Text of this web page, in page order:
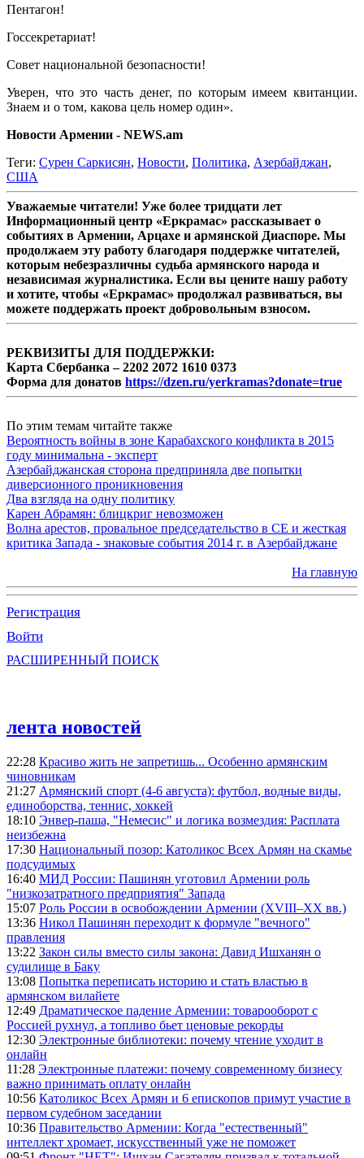
Пентагон!
Госсекретариат!
Совет национальной безопасности!
Уверен, что это часть денег, по которым имеем квитанции.
Знаем и о том, какова цель номер один».
Новости Армении - NEWS.am
Теги: Сурен Саркисян, Новости, Политика, Азербайджан,
США
Уважаемые читатели! Уже более тридцати лет
Информационный центр «Еркрамас» рассказывает о
событиях в Армении, Арцахе и армянской Диаспоре. Мы
продолжаем эту работу благодаря поддержке читателей,
которым небезразличны судьба армянского народа и
независимая журналистика. Если вы цените нашу работу
и хотите, чтобы «Еркрамас» продолжал развиваться, вы
можете поддержать проект добровольным взносом.
РЕКВИЗИТЫ ДЛЯ ПОДДЕРЖКИ:
Карта Сбербанка – 2202 2072 1610 0373
Форма для донатов https://dzen.ru/yerkramas?donate=true
По этим темам читайте также
Вероятность войны в зоне Карабахского конфликта в 2015
году минимальна - эксперт
Азербайджанская сторона предприняла две попытки
диверсионного проникновения
Два взгляда на одну политику
Карен Абрамян: блицкриг невозможен
Волна арестов, провальное председательство в СЕ и жесткая
критика Запада - знаковые события 2014 г. в Азербайджане
На главную
Регистрация
Войти
РАСШИРЕННЫЙ ПОИСК
лента новостей
22:28 Красиво жить не запретишь... Особенно армянским
чиновникам
21:27 Армянский спорт (4-6 августа): футбол, водные виды,
единоборства, теннис, хоккей
18:10 Энвер-паша, "Немесис" и логика возмездия: Расплата
неизбежна
17:30 Национальный позор: Католикос Всех Армян на скамье
подсудимых
16:40 МИД России: Пашинян уготовил Армении роль
"низкозатратного предприятия" Запада
15:07 Роль России в освобождении Армении (XVIII–XX вв.)
13:36 Никол Пашинян переходит к формуле "вечного"
правления
13:22 Закон силы вместо силы закона: Давид Ишханян о
судилище в Баку
13:08 Попытка переписать историю и стать властью в
армянском вилайете
12:49 Драматическое падение Армении: товарооборот с
Россией рухнул, а топливо бьет ценовые рекорды
12:30 Электронные библиотеки: почему чтение уходит в
онлайн
11:28 Электронные платежи: почему современному бизнесу
важно принимать оплату онлайн
10:56 Католикос Всех Армян и 6 епископов примут участие в
первом судебном заседании
10:36 Правительство Армении: Когда "естественный"
интеллект хромает, искусственный уже не поможет